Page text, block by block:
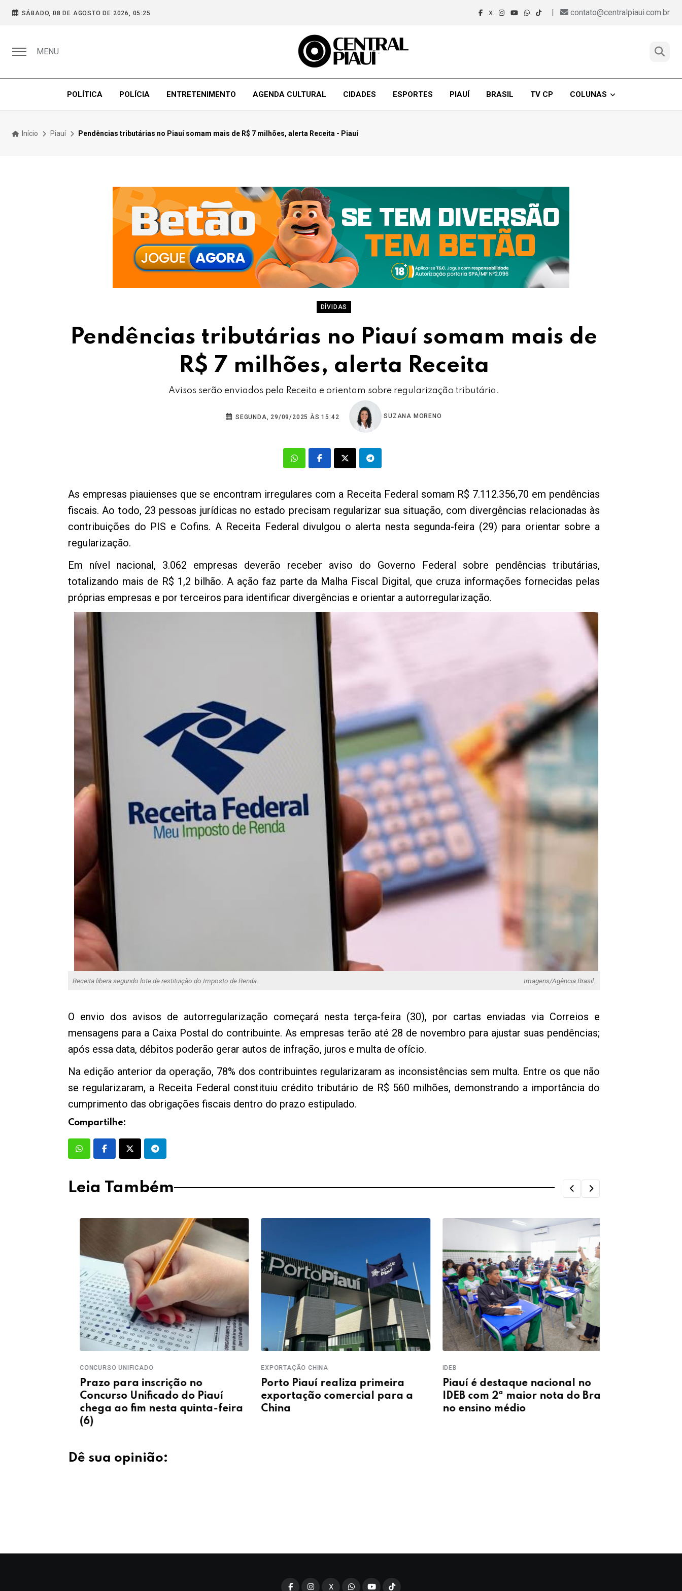
SÁBADO, 08 DE AGOSTO DE 2026, 05:25 X | contato@centralpiaui.com.br
MENU
POLÍTICA POLÍCIA ENTRETENIMENTO AGENDA CULTURAL CIDADES ESPORTES PIAUÍ BRASIL TV CP COLUNAS
Início Piauí Pendências tributárias no Piauí somam mais de R$ 7 milhões, alerta Receita - Piauí
DÍVIDAS
Pendências tributárias no Piauí somam mais de
R$ 7 milhões, alerta Receita
Avisos serão enviados pela Receita e orientam sobre regularização tributária.
SEGUNDA, 29/09/2025 ÀS 15:42 SUZANA MORENO
As empresas piauienses que se encontram irregulares com a Receita Federal somam R$ 7.112.356,70 em pendências
fiscais. Ao todo, 23 pessoas jurídicas no estado precisam regularizar sua situação, com divergências relacionadas às
contribuições do PIS e Cofins. A Receita Federal divulgou o alerta nesta segunda-feira (29) para orientar sobre a
regularização.
Em nível nacional, 3.062 empresas deverão receber aviso do Governo Federal sobre pendências tributárias,
totalizando mais de R$ 1,2 bilhão. A ação faz parte da Malha Fiscal Digital, que cruza informações fornecidas pelas
próprias empresas e por terceiros para identificar divergências e orientar a autorregularização.
Receita libera segundo lote de restituição do Imposto de Renda. Imagens/Agência Brasil.
O envio dos avisos de autorregularização começará nesta terça-feira (30), por cartas enviadas via Correios e
mensagens para a Caixa Postal do contribuinte. As empresas terão até 28 de novembro para ajustar suas pendências;
após essa data, débitos poderão gerar autos de infração, juros e multa de ofício.
Na edição anterior da operação, 78% dos contribuintes regularizaram as inconsistências sem multa. Entre os que não
se regularizaram, a Receita Federal constituiu crédito tributário de R$ 560 milhões, demonstrando a importância do
cumprimento das obrigações fiscais dentro do prazo estipulado.
Compartilhe:
Leia Também
CONCURSO UNIFICADO
Prazo para inscrição no
Concurso Unificado do Piauí
chega ao fim nesta quinta-feira
(6)
EXPORTAÇÃO CHINA
Porto Piauí realiza primeira
exportação comercial para a
China
IDEB
Piauí é destaque nacional no
IDEB com 2ª maior nota do Brasil
no ensino médio
Dê sua opinião:
X